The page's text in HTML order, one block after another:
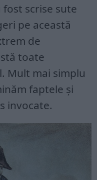
scrise sute
pe această
de
toate
Mult mai simplu
faptele și
invocate.